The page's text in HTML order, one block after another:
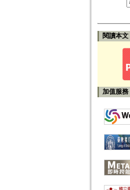
閱讀本文
加值服務